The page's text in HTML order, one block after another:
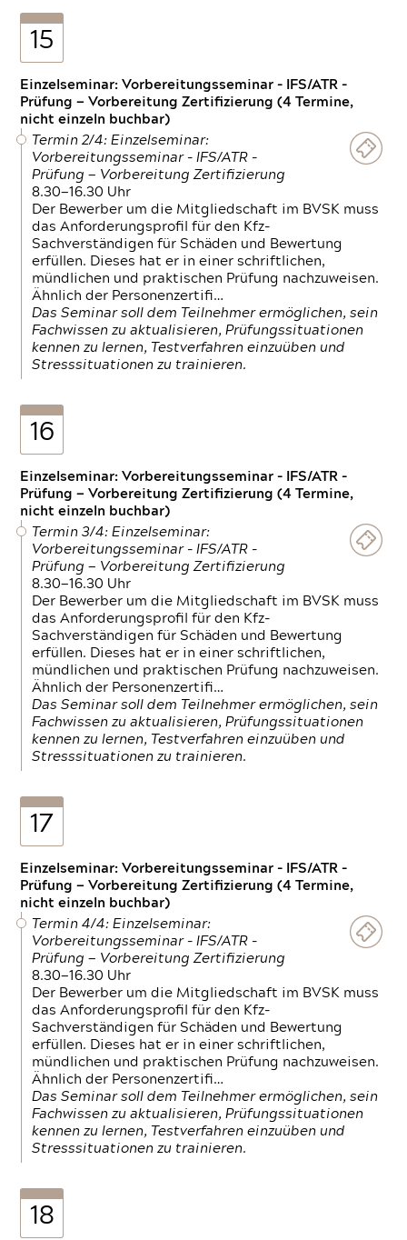
15
Einzelseminar: Vorbereitungsseminar - IFS/ATR -
Prüfung — Vorbereitung Zertifizierung (4 Termine,
nicht einzeln buchbar)
Termin 2/4: Einzelseminar:
Vorbereitungsseminar - IFS/ATR -
Prüfung — Vorbereitung Zertifizierung
8.30—16.30 Uhr
Der Bewerber um die Mitgliedschaft im BVSK muss
das Anforderungsprofil für den Kfz-
Sachverständigen für Schäden und Bewertung
erfüllen. Dieses hat er in einer schriftlichen,
mündlichen und praktischen Prüfung nachzuweisen.
Ähnlich der Personenzertifi…
Das Seminar soll dem Teilnehmer ermöglichen, sein
Fachwissen zu aktualisieren, Prüfungssituationen
kennen zu lernen, Testverfahren einzuüben und
Stresssituationen zu trainieren.
16
Einzelseminar: Vorbereitungsseminar - IFS/ATR -
Prüfung — Vorbereitung Zertifizierung (4 Termine,
nicht einzeln buchbar)
Termin 3/4: Einzelseminar:
Vorbereitungsseminar - IFS/ATR -
Prüfung — Vorbereitung Zertifizierung
8.30—16.30 Uhr
Der Bewerber um die Mitgliedschaft im BVSK muss
das Anforderungsprofil für den Kfz-
Sachverständigen für Schäden und Bewertung
erfüllen. Dieses hat er in einer schriftlichen,
mündlichen und praktischen Prüfung nachzuweisen.
Ähnlich der Personenzertifi…
Das Seminar soll dem Teilnehmer ermöglichen, sein
Fachwissen zu aktualisieren, Prüfungssituationen
kennen zu lernen, Testverfahren einzuüben und
Stresssituationen zu trainieren.
17
Einzelseminar: Vorbereitungsseminar - IFS/ATR -
Prüfung — Vorbereitung Zertifizierung (4 Termine,
nicht einzeln buchbar)
Termin 4/4: Einzelseminar:
Vorbereitungsseminar - IFS/ATR -
Prüfung — Vorbereitung Zertifizierung
8.30—16.30 Uhr
Der Bewerber um die Mitgliedschaft im BVSK muss
das Anforderungsprofil für den Kfz-
Sachverständigen für Schäden und Bewertung
erfüllen. Dieses hat er in einer schriftlichen,
mündlichen und praktischen Prüfung nachzuweisen.
Ähnlich der Personenzertifi…
Das Seminar soll dem Teilnehmer ermöglichen, sein
Fachwissen zu aktualisieren, Prüfungssituationen
kennen zu lernen, Testverfahren einzuüben und
Stresssituationen zu trainieren.
18